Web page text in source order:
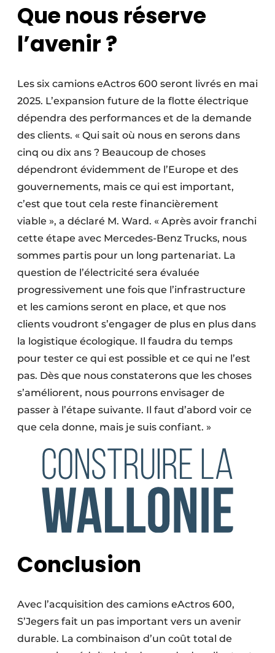
Que nous réserve
l’avenir?
Les six camions eActros 600 seront livrés en mai
2025. L’expansion future de la flotte électrique
dépendra des performances et de la demande
des clients. « Qui sait où nous en serons dans
cinq ou dix ans ? Beaucoup de choses
dépendront évidemment de l’Europe et des
gouvernements, mais ce qui est important,
c’est que tout cela reste financièrement
viable », a déclaré M. Ward. « Après avoir franchi
cette étape avec Mercedes-Benz Trucks, nous
sommes partis pour un long partenariat. La
question de l’électricité sera évaluée
progressivement une fois que l’infrastructure
et les camions seront en place, et que nos
clients voudront s’engager de plus en plus dans
la logistique écologique. Il faudra du temps
pour tester ce qui est possible et ce qui ne l’est
pas. Dès que nous constaterons que les choses
s’améliorent, nous pourrons envisager de
passer à l’étape suivante. Il faut d’abord voir ce
que cela donne, mais je suis confiant. »
Conclusion
Avec l’acquisition des camions eActros 600,
S’Jegers fait un pas important vers un avenir
durable. La combinaison d’un coût total de